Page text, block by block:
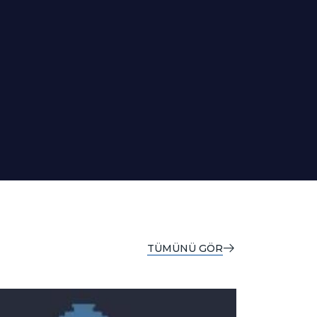
TÜMÜNÜ GÖR